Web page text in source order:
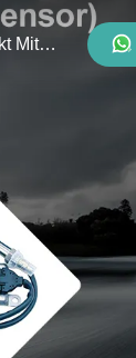
Kontakt Mit Uns